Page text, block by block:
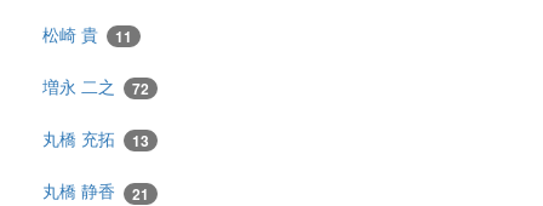
松崎 貴 11
増永 二之 72
丸橋 充拓 13
丸橋 静香 21